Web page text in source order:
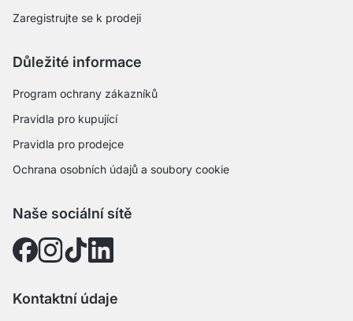
Zaregistrujte se k prodeji
Důležité informace
Program ochrany zákazníků
Pravidla pro kupující
Pravidla pro prodejce
Ochrana osobních údajů a soubory cookie
Naše sociální sítě
Kontaktní údaje